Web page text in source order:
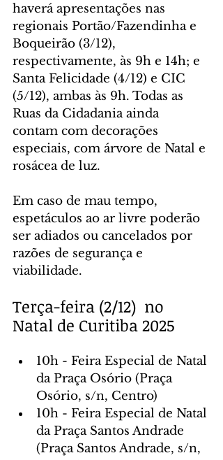
haverá apresentações nas
regionais Portão/Fazendinha e
Boqueirão (3/12),
respectivamente, às 9h e 14h; e
Santa Felicidade (4/12) e CIC
(5/12), ambas às 9h. Todas as
Ruas da Cidadania ainda
contam com decorações
especiais, com árvore de Natal e
rosácea de luz.
Em caso de mau tempo,
espetáculos ao ar livre poderão
ser adiados ou cancelados por
razões de segurança e
viabilidade.
Terça-feira (2/12)  no
Natal de Curitiba 2025
10h - Feira Especial de Natal
da Praça Osório (Praça
Osório, s/n, Centro)
10h - Feira Especial de Natal
da Praça Santos Andrade
(Praça Santos Andrade, s/n,